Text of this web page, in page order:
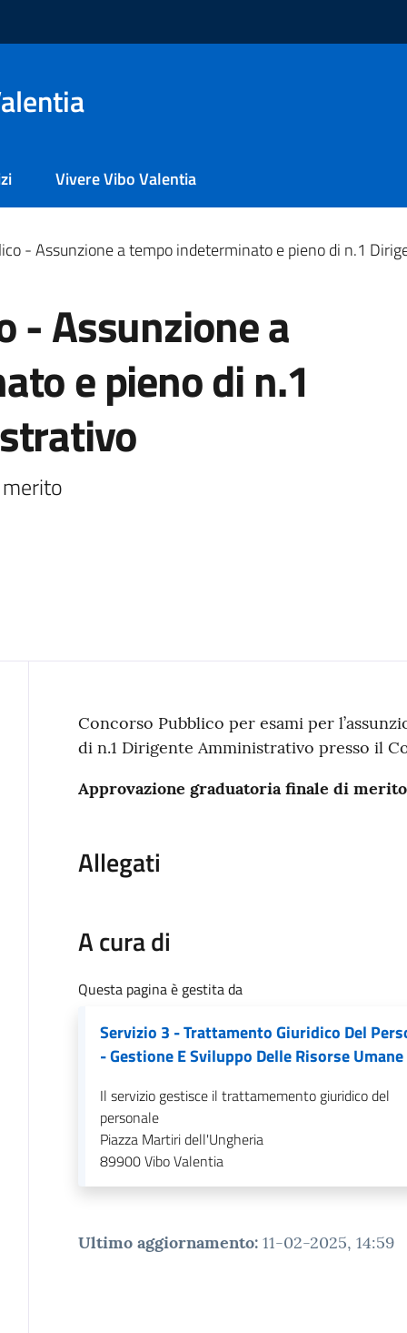
Vivere Vibo Valentia
- Assunzione a tempo indeterminato e pieno di n.1
- Assunzione a
e pieno di n.1
Contenuto
Concorso Pubblico per esami per
di n.1 Dirigente Amministrativo presso il
Approvazione graduatoria finale di merito
Allegati
A cura di
Questa pagina è gestita da
Servizio 3 - Trattamento Giuridico Del
- Gestione E Sviluppo Delle Risorse Umane
Il servizio gestisce il trattamemento giuridico del
personale
Piazza Martiri dell'Ungheria
89900Vibo Valentia
Ultimo aggiornamento: 11-02-2025, 14:59